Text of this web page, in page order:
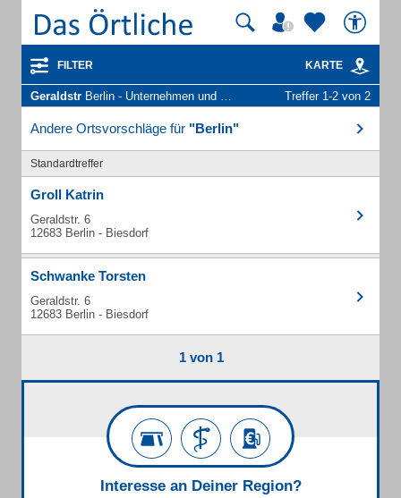
FILTER KARTE
Geraldstr Berlin - Unternehmen und Personen Treffer 1-2 von 2
Andere Ortsvorschläge für "Berlin"
Standardtreffer
Groll Katrin
Geraldstr. 6
12683 Berlin - Biesdorf
Schwanke Torsten
Geraldstr. 6
12683 Berlin - Biesdorf
1 von 1
Interesse an Deiner Region?